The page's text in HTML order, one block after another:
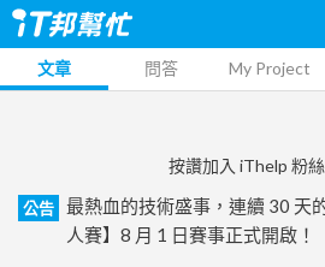
文章 問答 My Project
按讚加入 iThelp 粉
公告
最熱血的技術盛事，連續 30 天
人賽】8 月 1 日賽事正式開啟！